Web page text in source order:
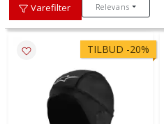
Varefilter Relevans
TILBUD -20%